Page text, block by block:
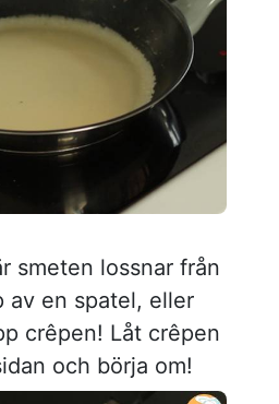
smeten lossnar från
av en spatel, eller
crêpen! Låt crêpen
och börja om!